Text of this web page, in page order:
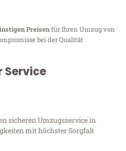
Preisenfür Ihren Umzug von
bei der Qualität
Service
sicheren Umzugsservice in
mit höchster Sorgfalt